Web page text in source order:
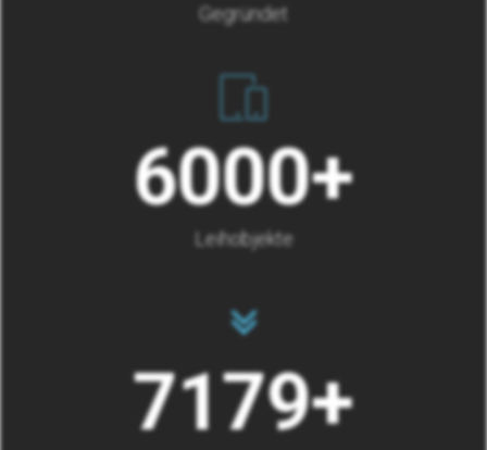
Gegründet
6000+
Leihobjekte
8000+